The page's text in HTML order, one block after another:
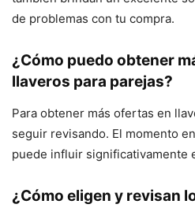
de problemas con tu compra.
¿Cómo puedo obtener
llaveros para parejas?
Para obtener más ofertas en
seguir revisando. El momento
puede influir significativamente
¿Cómo eligen y revisan